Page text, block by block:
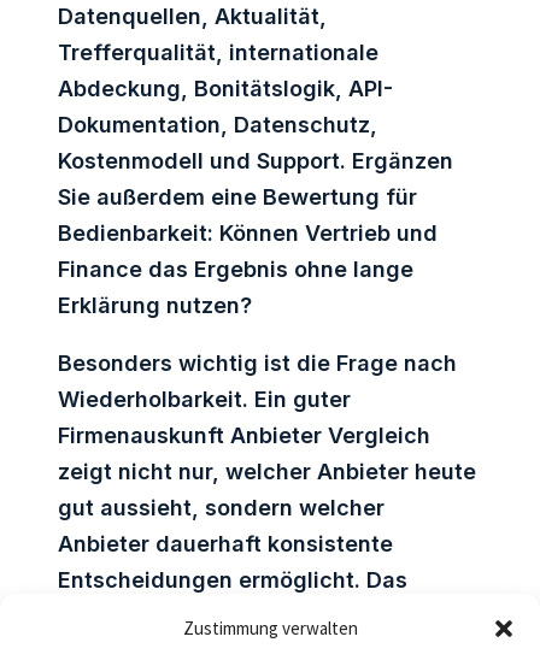
Zustimmung verwalten
Datenquellen, Aktualität,
Trefferqualität, internationale
Abdeckung, Bonitätslogik, API-
Dokumentation, Datenschutz,
Kostenmodell und Support. Ergänzen
Sie außerdem eine Bewertung für
Bedienbarkeit: Können Vertrieb und
Finance das Ergebnis ohne lange
Erklärung nutzen?
Besonders wichtig ist die Frage nach
Wiederholbarkeit. Ein guter
Firmenauskunft Anbieter Vergleich
zeigt nicht nur, welcher Anbieter heute
gut aussieht, sondern welcher
Anbieter dauerhaft konsistente
Entscheidungen ermöglicht. Das
betrifft Monitoring, Änderungslogik